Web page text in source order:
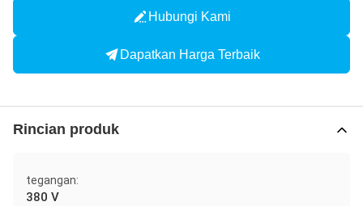
Hubungi Kami
Dapatkan Harga Terbaik
Rincian produk
tegangan:
380 V